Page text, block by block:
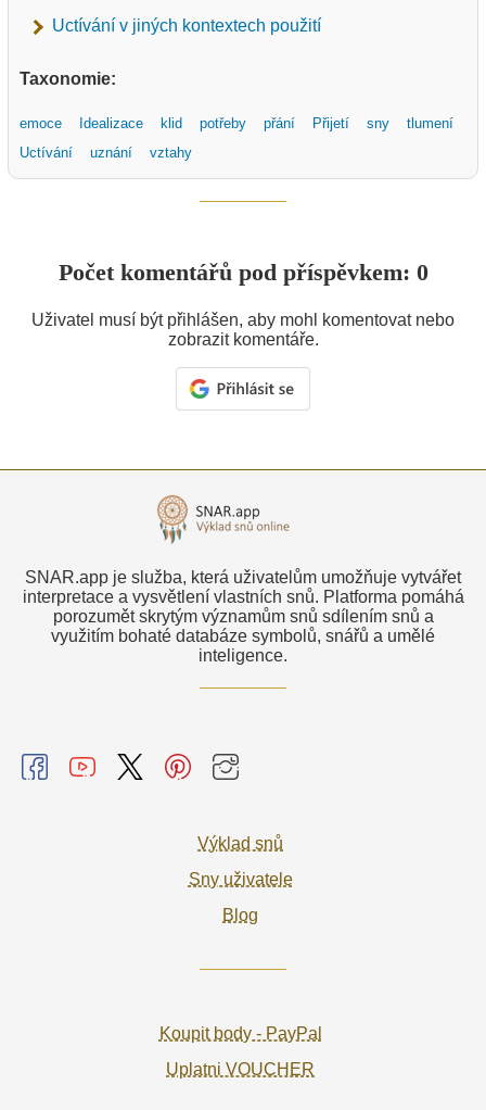
Uctívání v jiných kontextech použití
Taxonomie:
emoce Idealizace klid potřeby přání Přijetí sny
tlumení
Uctívání
uznání vztahy
Počet komentářů pod příspěvkem: 0
Uživatel musí být přihlášen, aby mohl komentovat nebo
zobrazit komentáře.
SNAR.app je služba, která uživatelům umožňuje vytvářet
interpretace a vysvětlení vlastních snů. Platforma pomáhá
porozumět skrytým významům snů sdílením snů a
využitím bohaté databáze symbolů, snářů a umělé
inteligence.
Výklad snů
Sny uživatele
Blog
Koupit body - PayPal
Uplatni VOUCHER